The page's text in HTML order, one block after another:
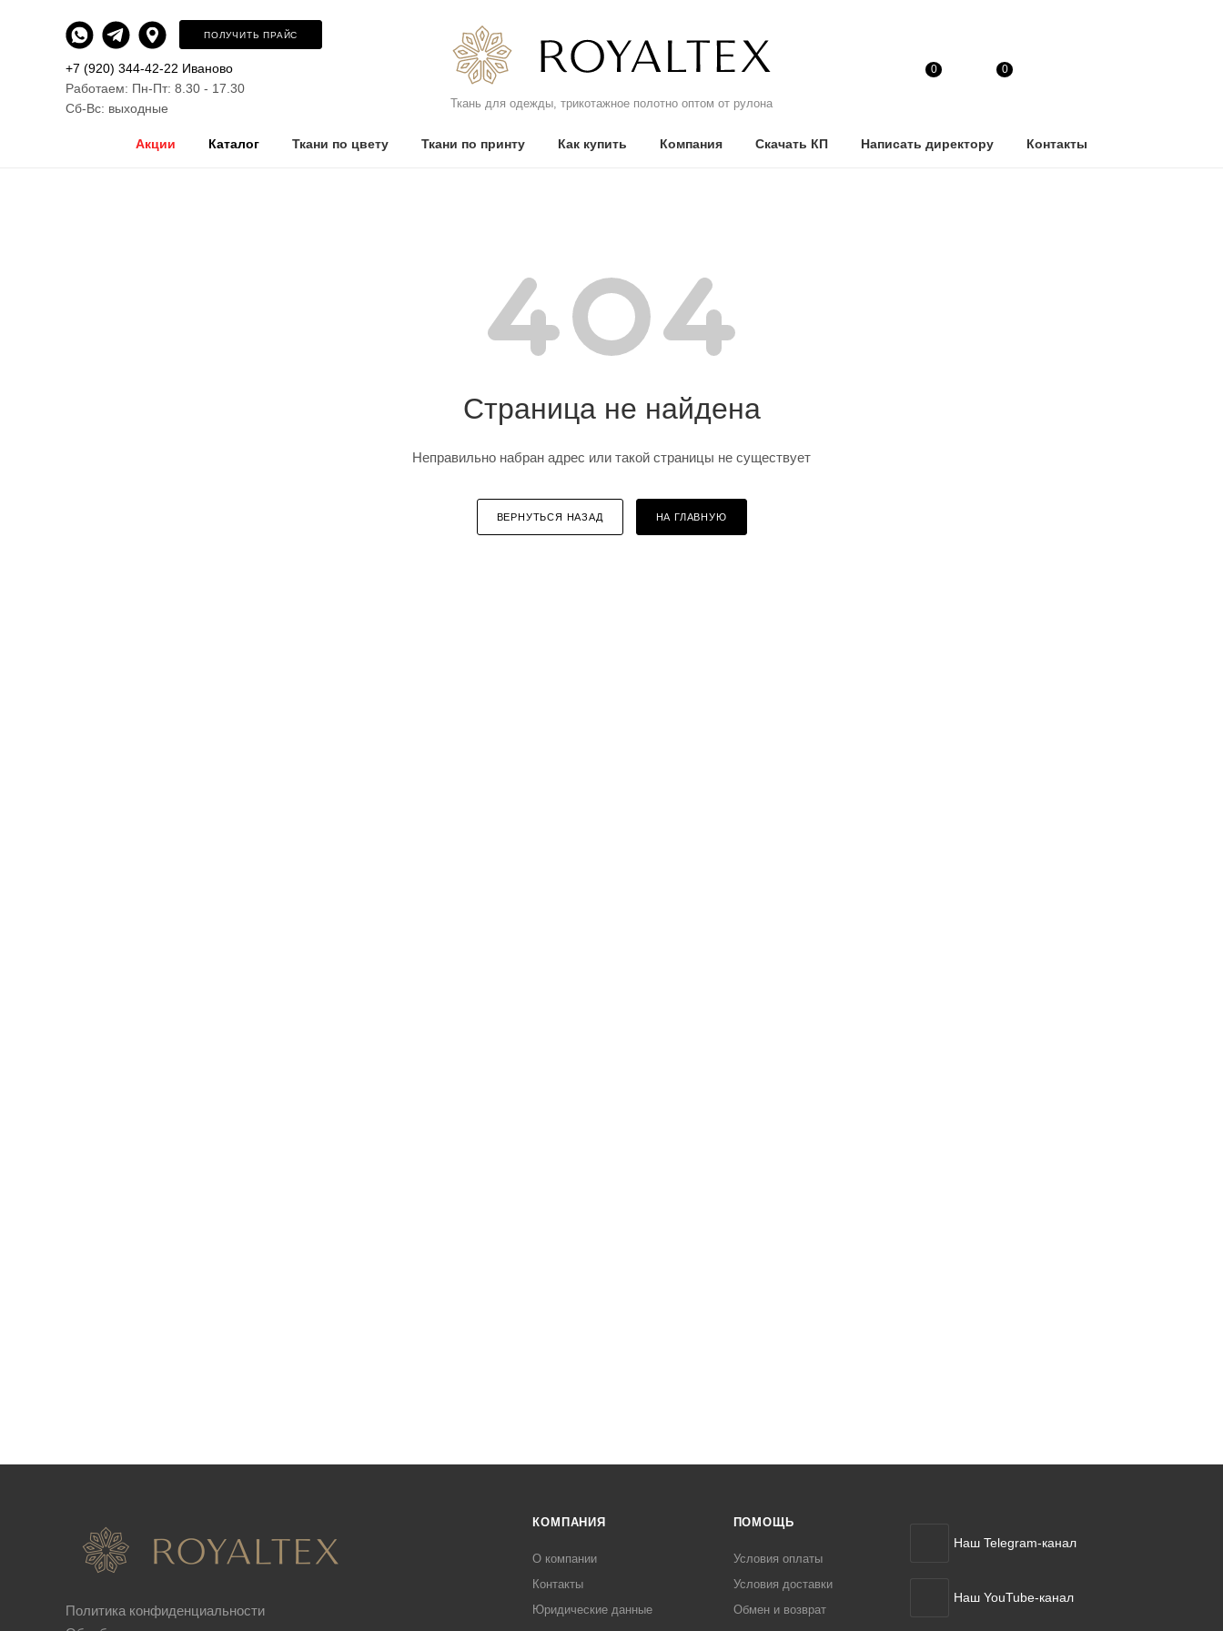
ПОЛУЧИТЬ ПРАЙС
+7 (920) 344-42-22 Иваново
Работаем: Пн-Пт: 8.30 - 17.30
Сб-Вс: выходные
Ткань для одежды, трикотажное полотно оптом от рулона
0 0
Акции Каталог Ткани по цвету Ткани по принту Как купить Компания Скачать КП Написать директору Контакты
Страница не найдена
Неправильно набран адрес или такой страницы не существует
ВЕРНУТЬСЯ НАЗАД НА ГЛАВНУЮ
Политика конфиденциальности
КОМПАНИЯ
О компании
Контакты
Юридические данные
ПОМОЩЬ
Условия оплаты
Условия доставки
Обмен и возврат
Наш Telegram-канал
Наш YouTube-канал